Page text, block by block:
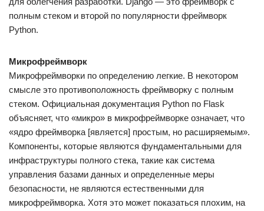
полным стеком и второй по популярности фреймворк
Python.
Микрофреймворк
Микрофреймворки по определению легкие. В некотором
смысле это противоположность фреймворку с полным
стеком. Официальная документация Python по Flask
объясняет, что «микро» в микрофреймворке означает, что
«ядро фреймворка [является] простым, но расширяемым».
Компоненты, которые являются фундаментальными для
инфраструктуры полного стека, такие как система
управления базами данных и определенные меры
безопасности, не являются естественными для
микрофреймворка. Хотя это может показаться плохим, на